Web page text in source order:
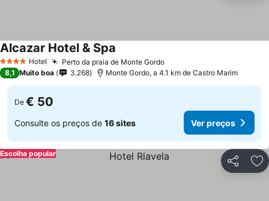
4 EstrelasHotel Perto da praia de Monte GordoVer preços
Alcazar Hotel & Spa
8,1 Muito boa 3.268 Monte Gordo, a 4.1 km de Castro Marim
De € 50
Consulte os preços de 16 sites Ver preços
Partilhar
Escolha popular